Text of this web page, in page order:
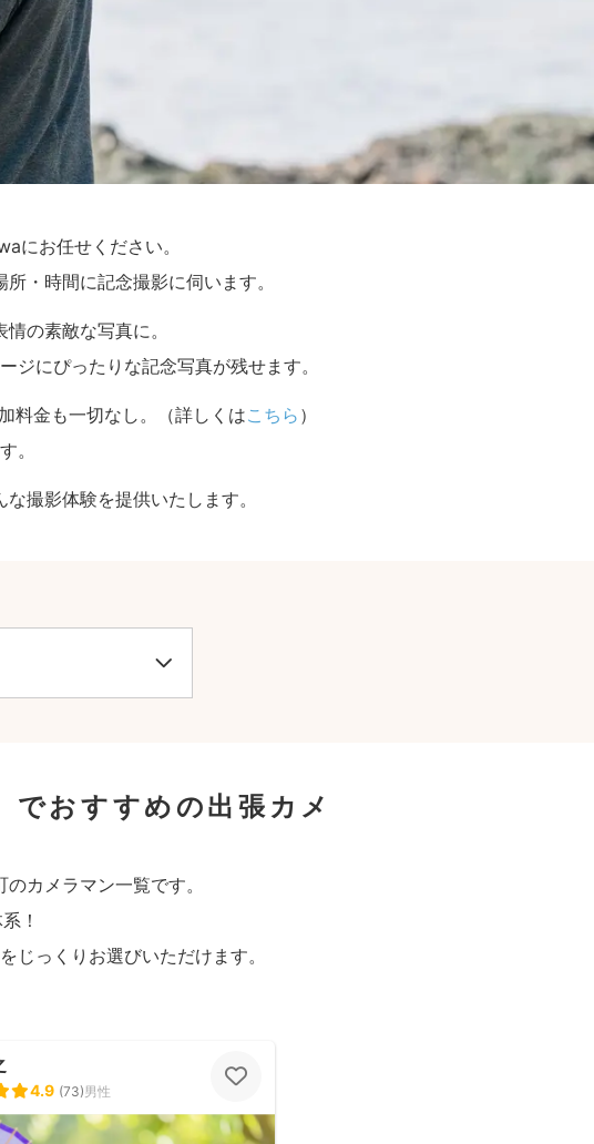
にお任せください。
・時間に記念撮影に伺います。
の素敵な写真に。
ジにぴったりな記念写真が残せます。
料金も一切なし。（詳しくはこちら ）
。
撮影体験を提供いたします。
でおすすめの出張カメ
カメラマン一覧です。
！
じっくりお選びいただけます。
4.9 (73)男性